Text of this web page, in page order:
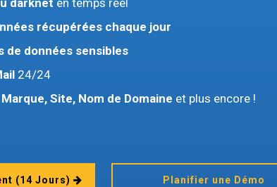
darknet en temps réel
récupérées chaque jour
de données sensibles
24/24
Marque, Site, Nom de Domaine et plus encore !
(14 Jours) Planifier une Démo